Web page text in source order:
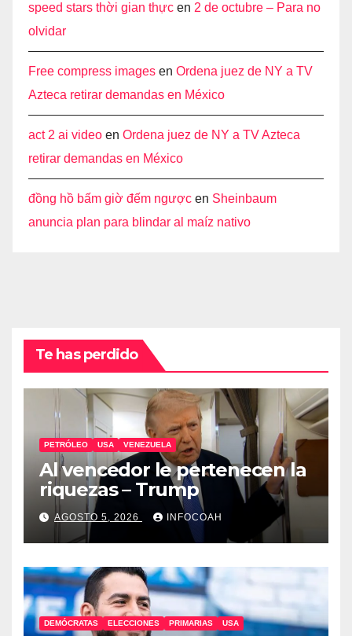
speed stars thời gian thực en 2 de octubre – Para no
olvidar
Free compress images en Ordena juez de NY a TV
Azteca retirar demandas en México
act 2 ai video en Ordena juez de NY a TV Azteca
retirar demandas en México
đồng hồ bấm giờ đếm ngược en Sheinbaum
anuncia plan para blindar al maíz nativo
Te has perdido
PETRÓLEO USA VENEZUELA
Al vencedor le pertenecen la
riquezas – Trump
AGOSTO 5, 2026 INFOCOAH
DEMÓCRATAS ELECCIONES PRIMARIAS USA